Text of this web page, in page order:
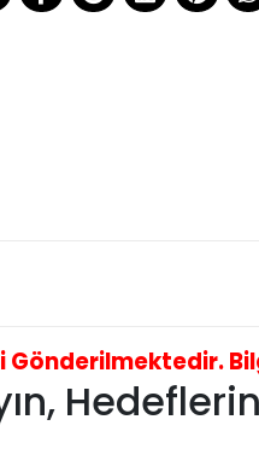
Gönderilmektedir.